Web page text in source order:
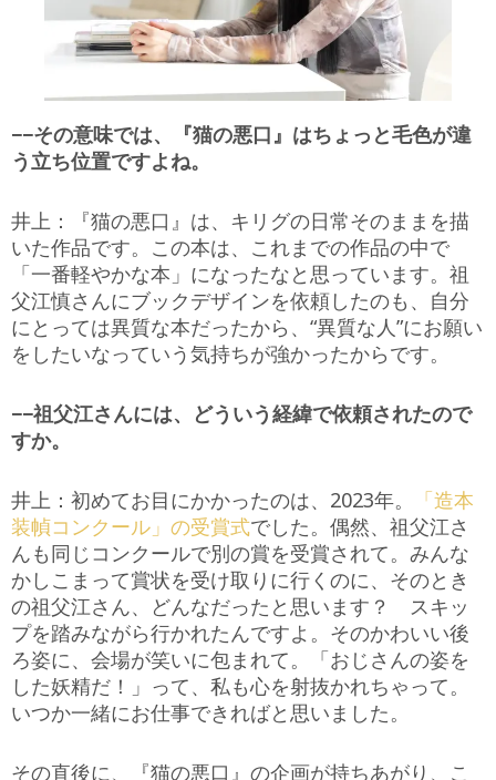
−−その意味では、『猫の悪口』はちょっと毛色が違
う立ち位置ですよね。
井上：『猫の悪口』は、キリグの日常そのままを描
いた作品です。この本は、これまでの作品の中で
「一番軽やかな本」になったなと思っています。祖
父江慎さんにブックデザインを依頼したのも、自分
にとっては異質な本だったから、“異質な人”にお願い
をしたいなっていう気持ちが強かったからです。
−−祖父江さんには、どういう経緯で依頼されたので
すか。
井上：初めてお目にかかったのは、2023年。
「造本
装幀コンクール」の受賞式でした。偶然、祖父江さ
んも同じコンクールで別の賞を受賞されて。みんな
かしこまって賞状を受け取りに行くのに、そのとき
の祖父江さん、どんなだったと思います？ スキッ
プを踏みながら行かれたんですよ。そのかわいい後
ろ姿に、会場が笑いに包まれて。「おじさんの姿を
した妖精だ！」って、私も心を射抜かれちゃって。
いつか一緒にお仕事できればと思いました。
その直後に、『猫の悪口』の企画が持ちあがり、こ